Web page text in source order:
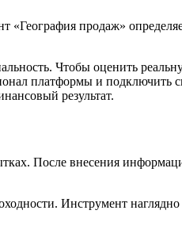
продаж»
Чтобы оценить
платформы и подключить
результат.
После внесения
Инструмент